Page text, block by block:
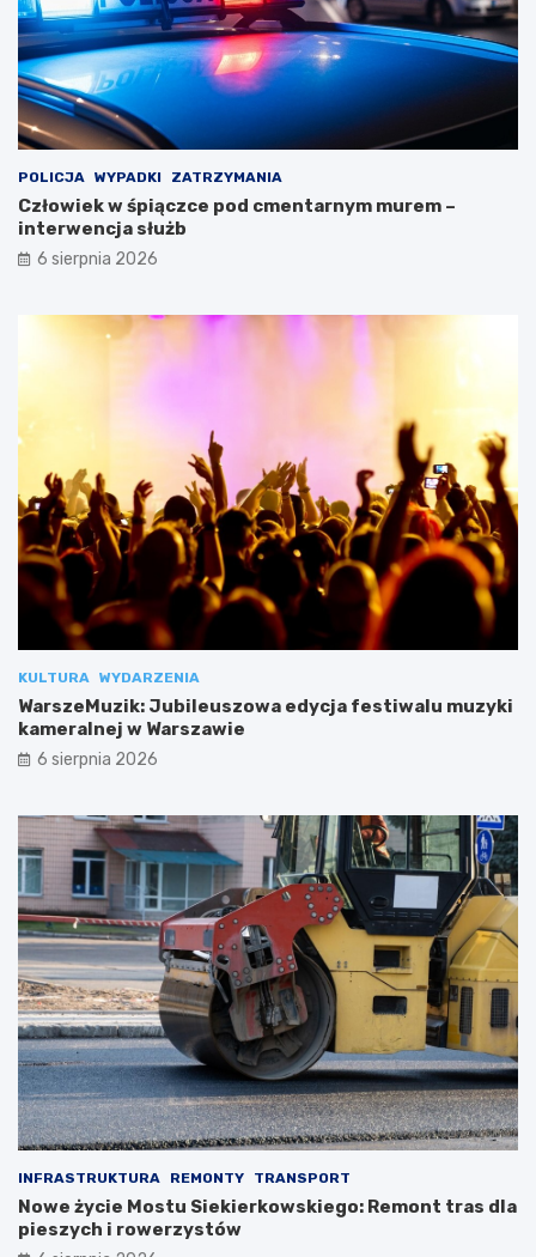
POLICJA WYPADKI ZATRZYMANIA
Człowiek w śpiączce pod cmentarnym murem –
interwencja służb
6 sierpnia 2026
KULTURA WYDARZENIA
WarszeMuzik: Jubileuszowa edycja festiwalu muzyki
kameralnej w Warszawie
6 sierpnia 2026
INFRASTRUKTURA REMONTY TRANSPORT
Nowe życie Mostu Siekierkowskiego: Remont tras dla
pieszych i rowerzystów